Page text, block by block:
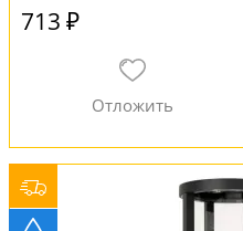
713 ₽